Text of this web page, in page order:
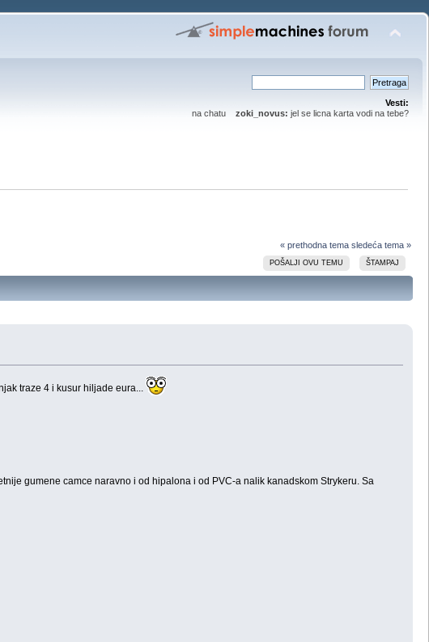
Vesti:
na chatu zoki_novus: jel se licna karta vodi na tebe?
« prethodna tema sledeća tema »
POŠALJI OVU TEMU ŠTAMPAJ
traze 4 i kusur hiljade eura...
gumene camce naravno i od hipalona i od PVC-a nalik kanadskom Strykeru. Sa